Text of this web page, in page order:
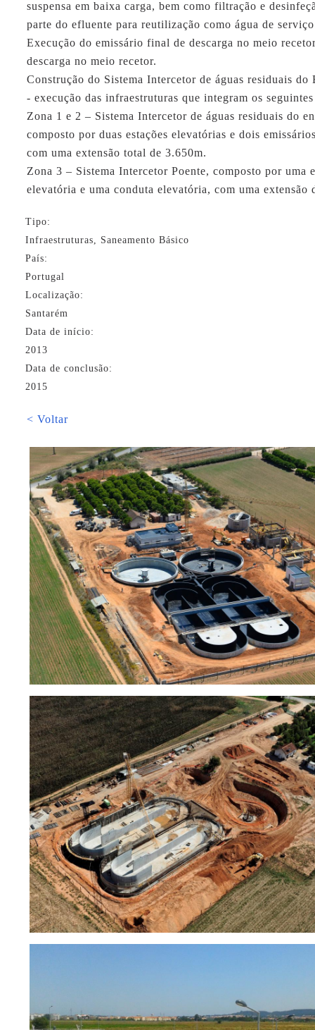
suspensa em baixa carga, bem como filtração e
parte do efluente para reutilização como água de
Execução do emissário final de descarga no meio
descarga no meio recetor.
Construção do Sistema Intercetor de águas residuais do
- execução das infraestruturas que integram os
Zona 1 e 2 – Sistema Intercetor de águas residuais do
composto por duas estações elevatórias e dois
com uma extensão total de 3.650m.
Zona 3 – Sistema Intercetor Poente, composto por uma
elevatória e uma conduta elevatória, com uma extensão
Tipo:
Infraestruturas, Saneamento Básico
País:
Portugal
Localização:
Santarém
Data de início:
2013
Data de conclusão:
2015
< Voltar